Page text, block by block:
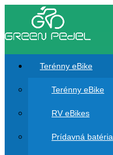
Terénny eBike
Terénny eBike
RV eBikes
Prídavná batéria